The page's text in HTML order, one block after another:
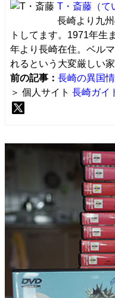
T・斎藤 （
長崎より九
トしてます。1971年生
年より長崎在住。ベル
れるという大変厳しい
前の記事： 長崎の異国
＞ 個人サイト 長崎ガイ